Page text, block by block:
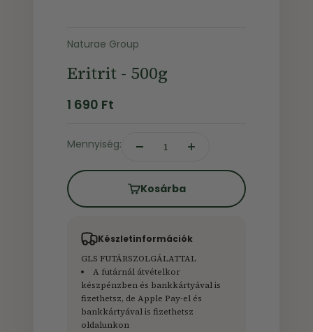
Naturae Group
Eritrit - 500g
Ár
1 690 Ft
Mennyiség:
Kosárba
Készletinformációk
GLS FUTÁRSZOLGÁLATTAL
A futárnál átvételkor
készpénzben és bankkártyával is
fizethetsz, de Apple Pay-el és
bankkártyával is fizethetsz
oldalunkon